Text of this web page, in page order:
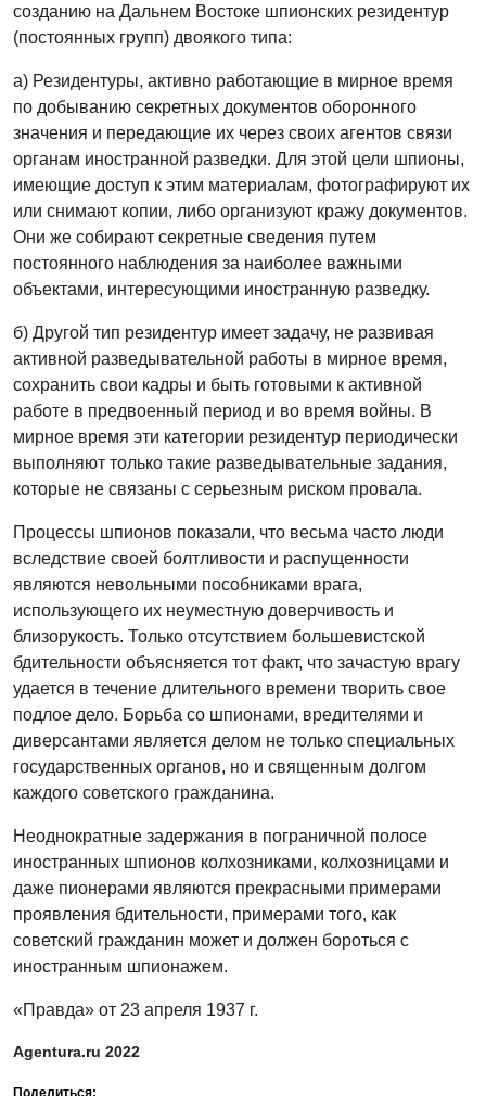
созданию на Дальнем Востоке шпионских резидентур
(постоянных групп) двоякого типа:
а) Резидентуры, активно работающие в мирное время
по добыванию секретных документов оборонного
значения и передающие их через своих агентов связи
органам иностранной разведки. Для этой цели шпионы,
имеющие доступ к этим материалам, фотографируют их
или снимают копии, либо организуют кражу документов.
Они же собирают секретные сведения путем
постоянного наблюдения за наиболее важными
объектами, интересующими иностранную разведку.
б) Другой тип резидентур имеет задачу, не развивая
активной разведывательной работы в мирное время,
сохранить свои кадры и быть готовыми к активной
работе в предвоенный период и во время войны. В
мирное время эти категории резидентур периодически
выполняют только такие разведывательные задания,
которые не связаны с серьезным риском провала.
Процессы шпионов показали, что весьма часто люди
вследствие своей болтливости и распущенности
являются невольными пособниками врага,
использующего их неуместную доверчивость и
близорукость. Только отсутствием большевистской
бдительности объясняется тот факт, что зачастую врагу
удается в течение длительного времени творить свое
подлое дело. Борьба со шпионами, вредителями и
диверсантами является делом не только специальных
государственных органов, но и священным долгом
каждого советского гражданина.
Неоднократные задержания в пограничной полосе
иностранных шпионов колхозниками, колхозницами и
даже пионерами являются прекрасными примерами
проявления бдительности, примерами того, как
советский гражданин может и должен бороться с
иностранным шпионажем.
«Правда» от 23 апреля 1937 г.
Agentura.ru 2022
Поделиться: